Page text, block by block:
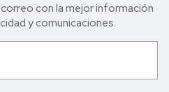
con la mejor in formación
y comunicaciones.